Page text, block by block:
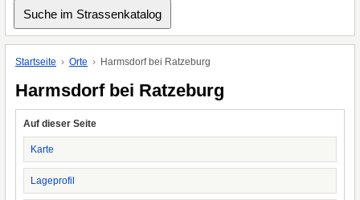
Startseite Orte Harmsdorf bei Ratzeburg
Harmsdorf bei Ratzeburg
Auf dieser Seite
Karte
Lageprofil